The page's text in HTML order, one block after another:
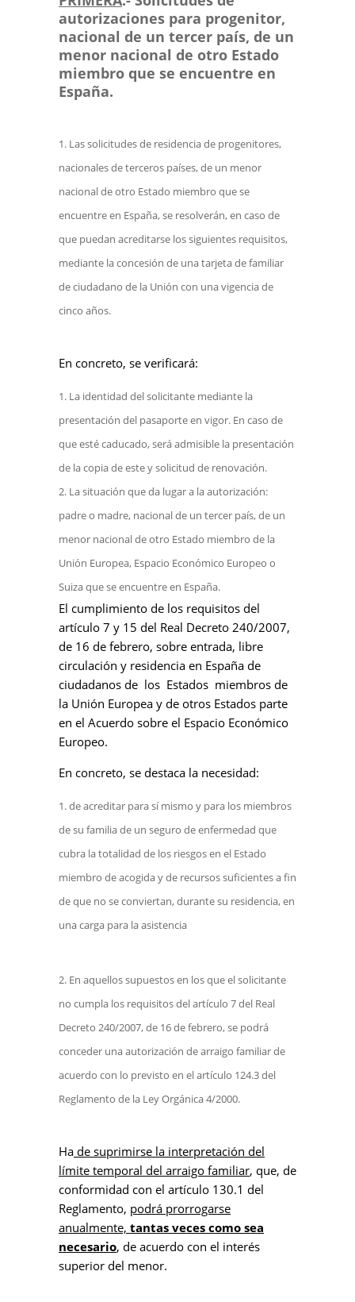
autorizaciones para progenitor,
nacional de un tercer país, de un
menor nacional de otro Estado
miembro que se encuentre en
España.
Las solicitudes de residencia de progenitores,
nacionales de terceros países, de un menor
nacional de otro Estado miembro que se
encuentre en España, se resolverán, en caso de
que puedan acreditarse los siguientes requisitos,
mediante la concesión de una tarjeta de familiar
de ciudadano de la Unión con una vigencia de
cinco años.
En concreto, se verificará:
La identidad del solicitante mediante la
presentación del pasaporte en vigor. En caso de
que esté caducado, será admisible la presentación
de la copia de este y solicitud de renovación.
La situación que da lugar a la autorización:
padre o madre, nacional de un tercer país, de un
menor nacional de otro Estado miembro de la
Unión Europea, Espacio Económico Europeo o
Suiza que se encuentre en España.
El cumplimiento de los requisitos del
artículo 7 y 15 del Real Decreto 240/2007,
de 16 de febrero, sobre entrada, libre
circulación y residencia en España de
ciudadanos de los Estados miembros de
la Unión Europea y de otros Estados parte
en el Acuerdo sobre el Espacio Económico
Europeo.
En concreto, se destaca la necesidad:
de acreditar para sí mismo y para los miembros
de su familia de un seguro de enfermedad que
cubra la totalidad de los riesgos en el Estado
miembro de acogida y de recursos suficientes a fin
de que no se conviertan, durante su residencia, en
una carga para la asistencia
En aquellos supuestos en los que el solicitante
no cumpla los requisitos del artículo 7 del Real
Decreto 240/2007, de 16 de febrero, se podrá
conceder una autorización de arraigo familiar de
acuerdo con lo previsto en el artículo 124.3 del
Reglamento de la Ley Orgánica 4/2000.
Ha de suprimirse la interpretación del
límite temporal del arraigo familiar, que, de
conformidad con el artículo 130.1 del
Reglamento, podrá prorrogarse
anualmente, tantas veces como sea
necesario, de acuerdo con el interés
superior del menor.